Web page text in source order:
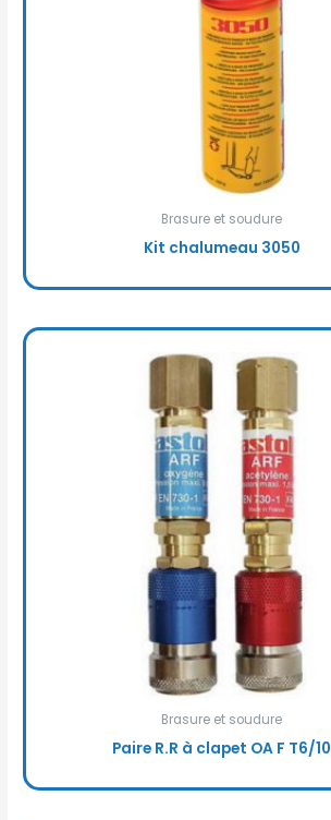
Brasure et soudure
Kit chalumeau 3050
Brasure et soudure
Paire R.R à clapet OA F T6/10